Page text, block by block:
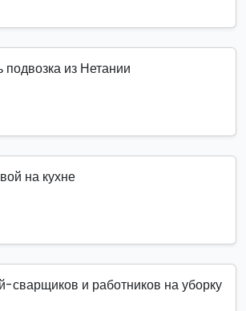
из Нетании
на кухне
сварщиков и работников на уборку